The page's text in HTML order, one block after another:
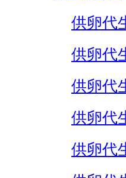
供卵代
供卵代
供卵代
供卵代
供卵代